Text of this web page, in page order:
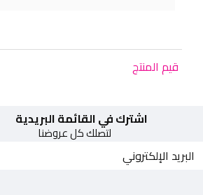
قيم المنتج
اشترك في القائمة البريدية
لتصلك كل عروضنا